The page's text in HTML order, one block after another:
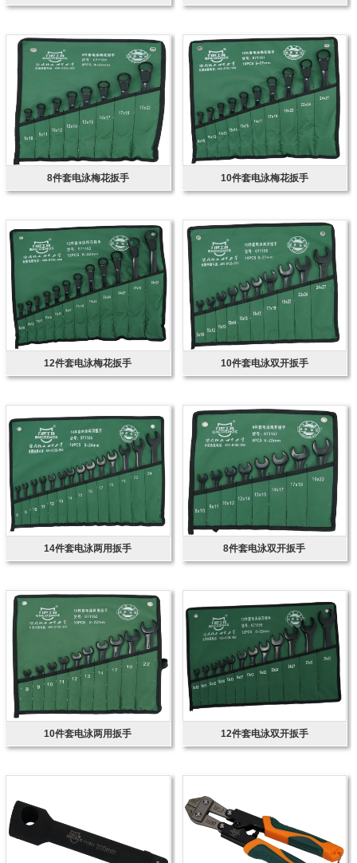
8件套电泳梅花扳手 10件套电泳梅花扳手
12件套电泳梅花扳手 10件套电泳双开扳手
14件套电泳两用扳手 8件套电泳双开扳手
10件套电泳两用扳手 12件套电泳双开扳手